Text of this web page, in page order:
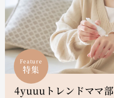
Feature
特集
4yuuuトレンドママ部